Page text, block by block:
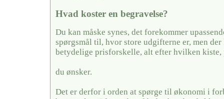
Hvad koster en begravelse?
Du kan måske synes, det forekommer
spørgsmål til, hvor store udgifterne er, men
betydelige prisforskelle, alt efter hvilken kiste,
du ønsker.
Det er derfor i orden at spørge til økonomi i